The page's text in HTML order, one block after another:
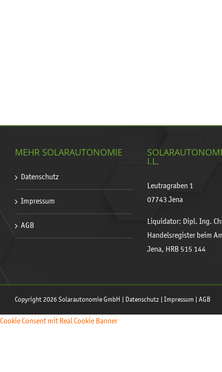
MEHR SOLARAUTONOMIE
Datenschutz
Impressum
AGB
I.L.
Leutragraben 1
07743 Jena
Liquidator: Dipl. Ing.
Handelsregister beim
Jena, HRB 515 144
Copyright 2026 Solarautonomie GmbH | Datenschutz Impressum AGB
Cookie Consent mit Real Cookie Banner